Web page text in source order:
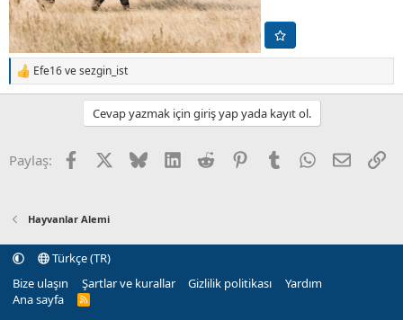
T
e
e
Efe16vesezgin_ist
Cevap yazmak için giriş yap yada kayıt ol.
Paylaş: FacebookX (Twitter)
BlueskyLinkedInReddit PinterestTumblr WhatsApp
E-posta
Hayvanlar Alemi
Türkçe (TR)
Bize ulaşın
Şartlar ve kurallar Gizlilik politikası
Yardım
Ana sayfa
R